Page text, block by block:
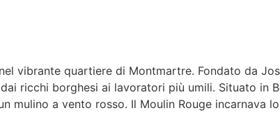
vibrante quartiere di Montmartre. Fondato da
ricchi borghesi ai lavoratori più umili. Situato in
mulino a vento rosso. Il Moulin Rouge incarnava